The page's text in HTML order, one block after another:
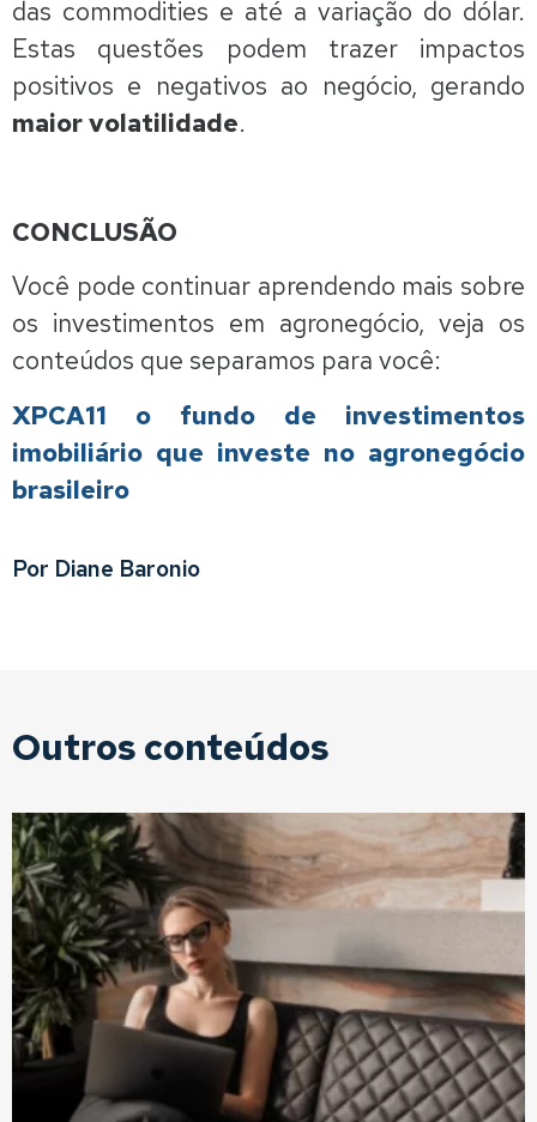
das commodities e até a variação do dólar.
Estas questões podem trazer impactos
positivos e negativos ao negócio, gerando
maior volatilidade.
CONCLUSÃO
Você pode continuar aprendendo mais sobre
os investimentos em agronegócio, veja os
conteúdos que separamos para você:
XPCA11 o fundo de investimentos
imobiliário que investe no agronegócio
brasileiro
Por Diane Baronio
Outros conteúdos